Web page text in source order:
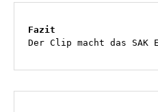
Fazit
Der Clip macht das SAK